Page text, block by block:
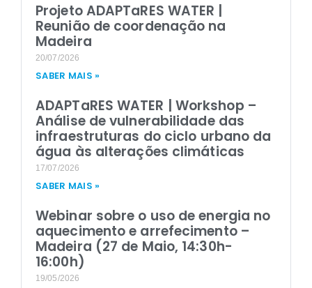
Projeto ADAPTaRES WATER |
Reunião de coordenação na
Madeira
20/07/2026
SABER MAIS »
ADAPTaRES WATER | Workshop –
Análise de vulnerabilidade das
infraestruturas do ciclo urbano da
água às alterações climáticas
17/07/2026
SABER MAIS »
Webinar sobre o uso de energia no
aquecimento e arrefecimento –
Madeira (27 de Maio, 14:30h-
16:00h)
19/05/2026